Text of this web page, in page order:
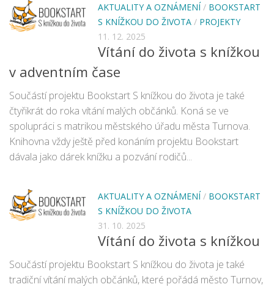
Dokumenty
Historie
Pohádkovníky
Spolupráce
Podporují nás
Doporučujeme
Akce
Vzdělávací centrum
Informační centrum pro mládež
Nová budova
AKTUALITY A OZNÁMENÍ / BOOKSTART
S KNÍŽKOU DO ŽIVOTA / PROJEKTY
11. 12. 2025
Vítání do života s knížkou
v adventním čase
Součástí projektu Bookstart S knížkou do života je také
čtyřikrát do roka vítání malých občánků. Koná se ve
spolupráci s matrikou městského úřadu města Turnova.
Knihovna vždy ještě před konáním projektu Bookstart
dávala jako dárek knížku a pozvání rodičů...
AKTUALITY A OZNÁMENÍ / BOOKSTART
S KNÍŽKOU DO ŽIVOTA
31. 10. 2025
Vítání do života s knížkou
Součástí projektu Bookstart S knížkou do života je také
tradiční vítání malých občánků, které pořádá město Turnov,